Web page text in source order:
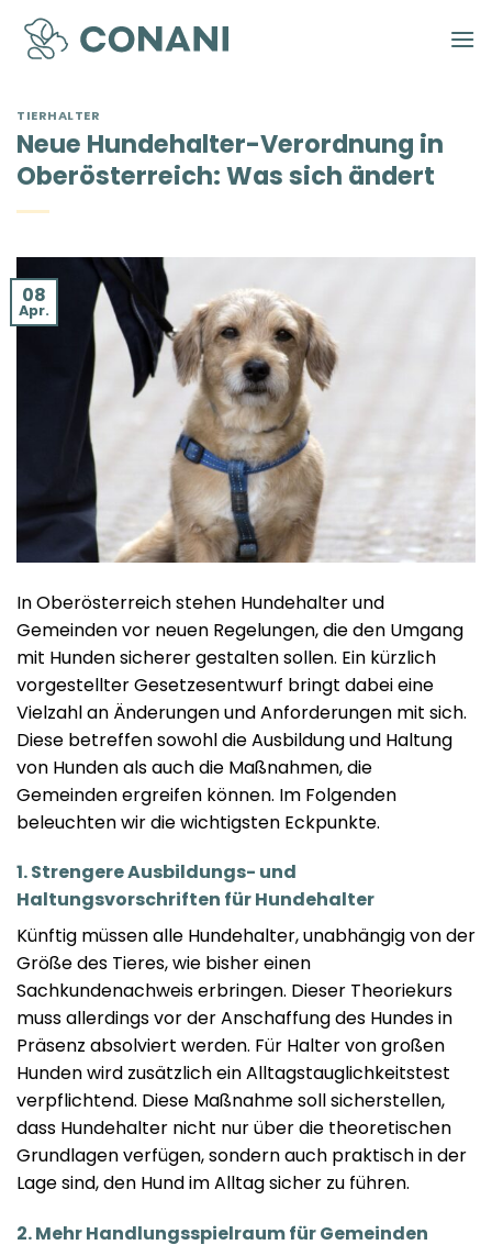
Zum
Inhalt
springen
TIERHALTER
Neue Hundehalter-Verordnung in
Oberösterreich: Was sich ändert
08
Apr.
In Oberösterreich stehen Hundehalter und
Gemeinden vor neuen Regelungen, die den Umgang
mit Hunden sicherer gestalten sollen. Ein kürzlich
vorgestellter Gesetzesentwurf bringt dabei eine
Vielzahl an Änderungen und Anforderungen mit sich.
Diese betreffen sowohl die Ausbildung und Haltung
von Hunden als auch die Maßnahmen, die
Gemeinden ergreifen können. Im Folgenden
beleuchten wir die wichtigsten Eckpunkte.
1. Strengere Ausbildungs- und
Haltungsvorschriften für Hundehalter
Künftig müssen alle Hundehalter, unabhängig von der
Größe des Tieres, wie bisher einen
Sachkundenachweis erbringen. Dieser Theoriekurs
muss allerdings vor der Anschaffung des Hundes in
Präsenz absolviert werden. Für Halter von großen
Hunden wird zusätzlich ein Alltagstauglichkeitstest
verpflichtend. Diese Maßnahme soll sicherstellen,
dass Hundehalter nicht nur über die theoretischen
Grundlagen verfügen, sondern auch praktisch in der
Lage sind, den Hund im Alltag sicher zu führen.
2. Mehr Handlungsspielraum für Gemeinden